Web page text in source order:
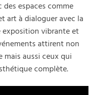
espaces comme
art à dialoguer avec la
vibrante et
attirent non
mais aussi ceux qui
complète.